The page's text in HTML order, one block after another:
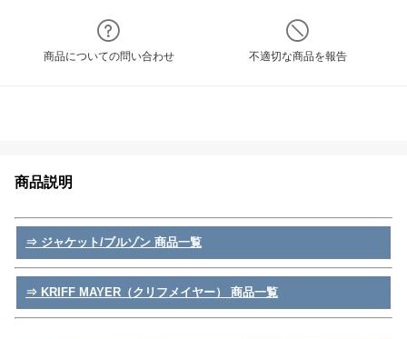
商品についての問い合わせ 不適切な商品を報告
商品説明
⇒ ジャケット/ブルゾン 商品一覧
⇒ KRIFF MAYER（クリフメイヤー） 商品一覧